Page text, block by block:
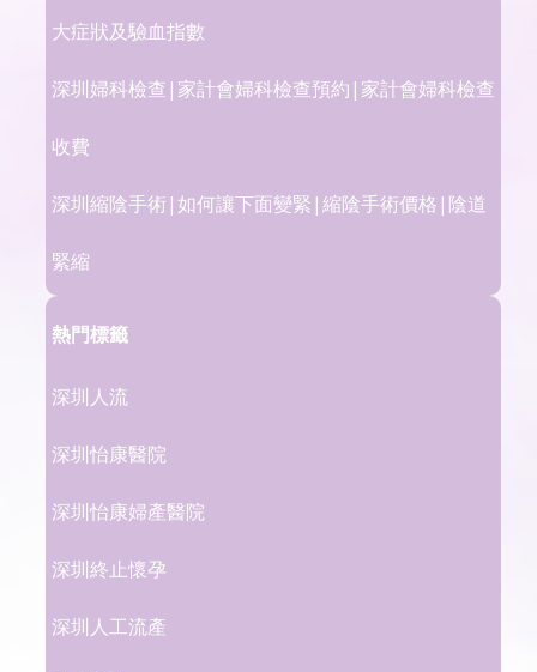
大症狀及驗血指數
深圳婦科檢查|家計會婦科檢查預約|家計會婦科檢查
收費
深圳縮陰手術|如何讓下面變緊|縮陰手術價格|陰道
緊縮
熱門標籤
深圳人流
深圳怡康醫院
深圳怡康婦產醫院
深圳終止懷孕
深圳人工流產